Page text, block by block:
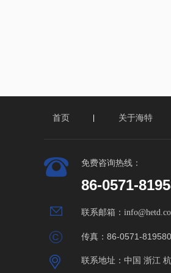
首页 关于海特
免费咨询热线：
86-0571-
联系邮箱：
联系地址： 中国 浙江
传真：86-0571-